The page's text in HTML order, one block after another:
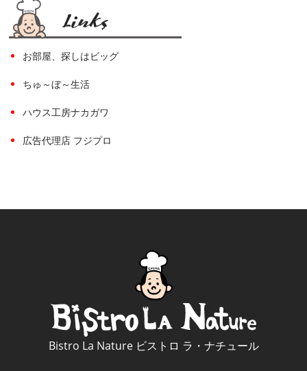
お部屋、探しはビッグ
ちゅ～ぼ～生活
ハウス工房ナカガワ
広告代理店 フジプロ
Bistro La Nature ビストロ ラ・ナチュール